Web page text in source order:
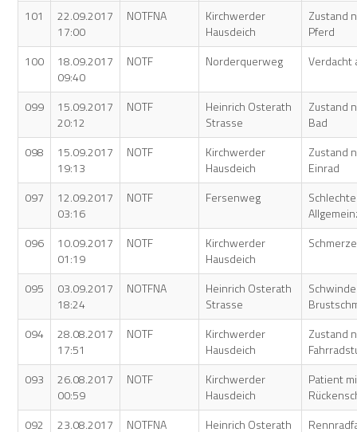
101
22.09.2017
17:00
NOTFNA
Kirchwerder
Hausdeich
Zustand
Pferd
100
18.09.2017
09:40
NOTF Norderquerweg Verdacht
099
15.09.2017
20:12
NOTF
Heinrich Osterath
Strasse
Zustand
Bad
098
15.09.2017
19:13
NOTF
Kirchwerder
Hausdeich
Zustand
Einrad
097
12.09.2017
03:16
NOTF Fersenweg
096
10.09.2017
01:19
NOTF
Kirchwerder
Hausdeich
095
03.09.2017
18:24
NOTFNA
Heinrich Osterath
Strasse
094
28.08.2017
17:51
NOTF
Kirchwerder
Hausdeich
Zustand
093
26.08.2017
00:59
NOTF
Kirchwerder
Hausdeich
Patient
092
23.08.2017 NOTFNA Heinrich Osterath